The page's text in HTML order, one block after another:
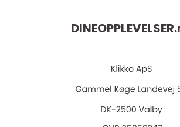
DINEOPPLEVELSER.